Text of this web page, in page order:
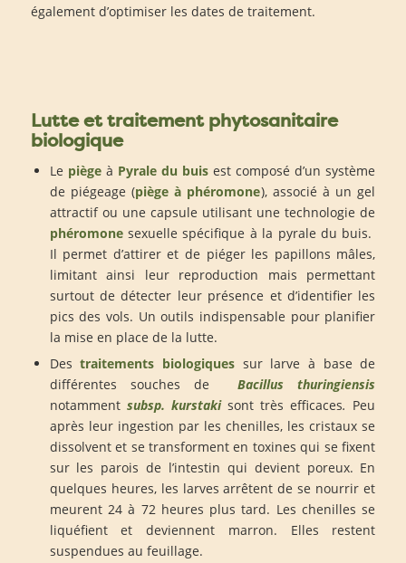
également d’optimiser les dates de traitement.
Lutte et traitement phytosanitaire
biologique
Le piègeà Pyrale du buis est composé d’un système
de piégeage (piège à phéromone), associé à un gel
attractif ou une capsule utilisant une technologie de
phéromonesexuelle spécifique à la pyrale du buis.
Il permet d’attirer et de piéger les papillons mâles,
limitant ainsi leur reproduction mais permettant
surtout de détecter leur présence et d’identifier les
pics des vols. Un outils indispensable pour planifier
la mise en place de la lutte.
Destraitements biologiquessur larve à base de
différentes souches deBacillus thuringiensis
notammentsubsp. kurstaki sont très efficaces. Peu
après leur ingestion par les chenilles, les cristaux se
dissolvent et se transforment en toxines qui se fixent
sur les parois de l’intestin qui devient poreux. En
quelques heures, les larves arrêtent de se nourrir et
meurent 24 à 72 heures plus tard. Les chenilles se
liquéfient et deviennent marron. Elles restent
suspendues au feuillage.